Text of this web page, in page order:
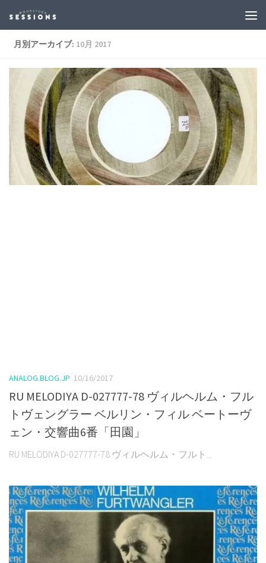
月別アーカイブ: 10月 2017
ANALOG.BLOG.JP 10/16/2017
RU MELODIYA D-027777-78 ヴィルヘルム・フル
トヴェングラー ベルリン・フィル ベートーヴ
ェン・交響曲6番「田園」
RU MELODIYA D-027777-78 ヴィルヘルム・フルト...